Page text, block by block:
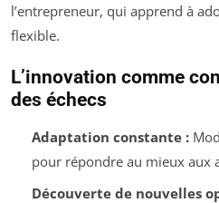
l’entrepreneur, qui apprend à
flexible.
L’innovation comme
des échecs
Adaptation constante :
pour répondre au mieux aux
Découverte de nouvelles